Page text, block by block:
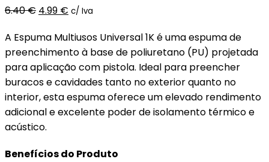
6.40€ O
original
era:
6.40 €.
4.99 € O
atual
é:
4.99 €.
c/ Iva
A Espuma Multiusos Universal 1K é uma espuma de
preenchimento à base de poliuretano (PU) projetada
para aplicação com pistola. Ideal para preencher
buracos e cavidades tanto no exterior quanto no
interior, esta espuma oferece um elevado rendimento
adicional e excelente poder de isolamento térmico e
acústico.
Benefícios do Produto